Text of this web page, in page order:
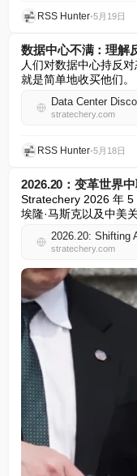
RSS Hunter•5月19日
数据中心不满：理解
人们对数据中心持反
就是简单地收买他们。
stratechery.com
RSS Hunter•5月18日
2026.20：变革世界
Stratechery 2026 年 5
埃隆·马斯克以及中美
stratechery.com